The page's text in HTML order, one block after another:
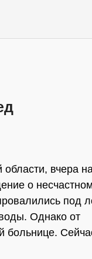
вчера
о
под
Однако от
больнице.